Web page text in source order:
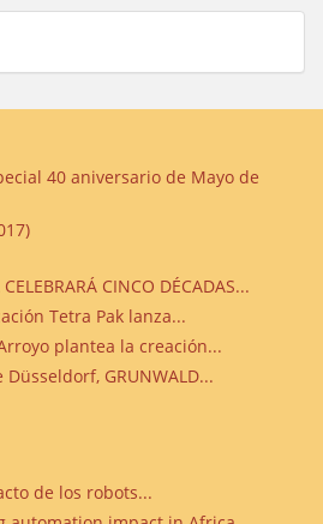
40 aniversario de Mayo de
CINCO DÉCADAS...
Tetra Pak lanza...
plantea la creación...
GRUNWALD...
de los robots...